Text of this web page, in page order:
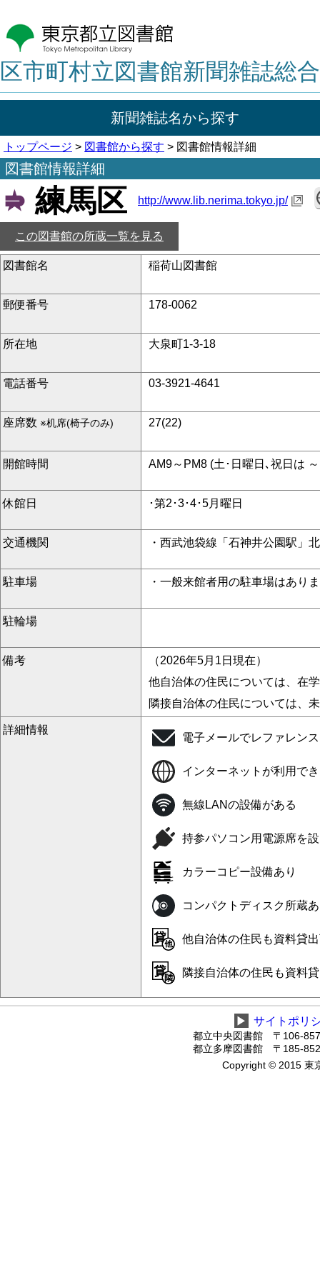
区市町村立図書館新聞雑誌総
新聞雑誌名から探す
トップページ > 図書館から探す > 図書館情報詳細
図書館情報詳細
練馬区 http://www.lib.nerima.tokyo.jp/
この図書館の所蔵一覧を見る
図書館名 稲荷山図書館
郵便番号 178-0062
所在地 大泉町1-3-18
電話番号 03-3921-4641
座席数 ※机席(椅子のみ) 27(22)
開館時間 AM9～PM8 (土･日曜日､祝日は
休館日 ･第2･3･4･5月曜日
交通機関 ・西武池袋線「石神井公園駅」
駐車場 ・一般来館者用の駐車場はあり
駐輪場
備考
（2026年5月1日現在）
他自治体の住民については、在
隣接自治体の住民については、
詳細情報
電子メールでレファレン
インターネットが利用で
無線LANの設備がある
持参パソコン用電源席を
カラーコピー設備あり
コンパクトディスク所蔵
他自治体の住民も資料貸
隣接自治体の住民も資料
▶ サイトポリ
都立中央図書館 〒106-
都立多摩図書館 〒185-
Copyright © 2015 東